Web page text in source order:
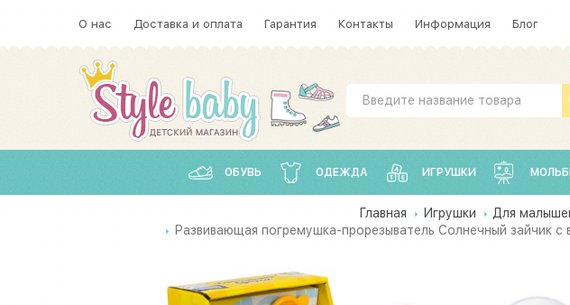
О нас Доставка и оплата Гарантия Контакты Информация Блог
ОБУВЬ ОДЕЖДА ИГРУШКИ
Главная Игрушки Для
Развивающая погремушка-прорезыватель Солнечный зайчик